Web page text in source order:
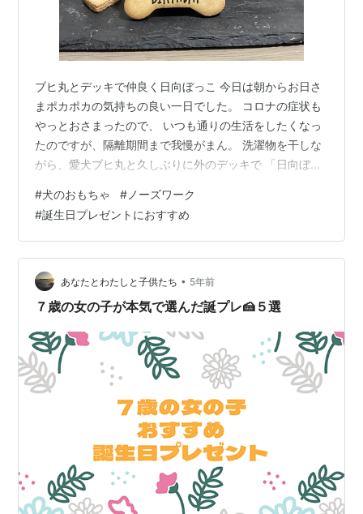
ブヒ丸とデッキで仲良く日向ぼっこ 今日は朝からお日さ
まポカポカの気持ちの良い一日でした。 コロナの症状も
やっとおさまったので、 いつも通りの生活をしたくなっ
たのですが、隔離期間まで我慢がまん。 洗濯物を干しな
がら、愛犬ブヒ丸と久しぶりに外のデッキで 「日向ぼっ
たいな日は ただゴロゴロするだけで、とっても気持ちが
いい！ コロナになって余計お日さまの有り難さを感じま
した〜。 ゲームや韓国ドラマを見るのも楽しいけど、 隔
離期間が終わって自由になれたら、 今日みたいなお日さ
まの下で釣りやブヒ丸の散歩に行きたいなぁ。 ブヒ丸と
いえば、4月17日に無事…
#犬のおもちゃ #ノーズワーク
#誕生日プレゼントにおすすめ
あなたとわたしと子供たち • 5年前
７歳の女の子が本気で選んだ誕プレ🍰５選